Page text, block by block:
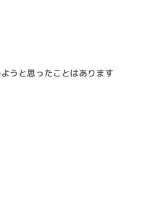
うと思ったことはあります